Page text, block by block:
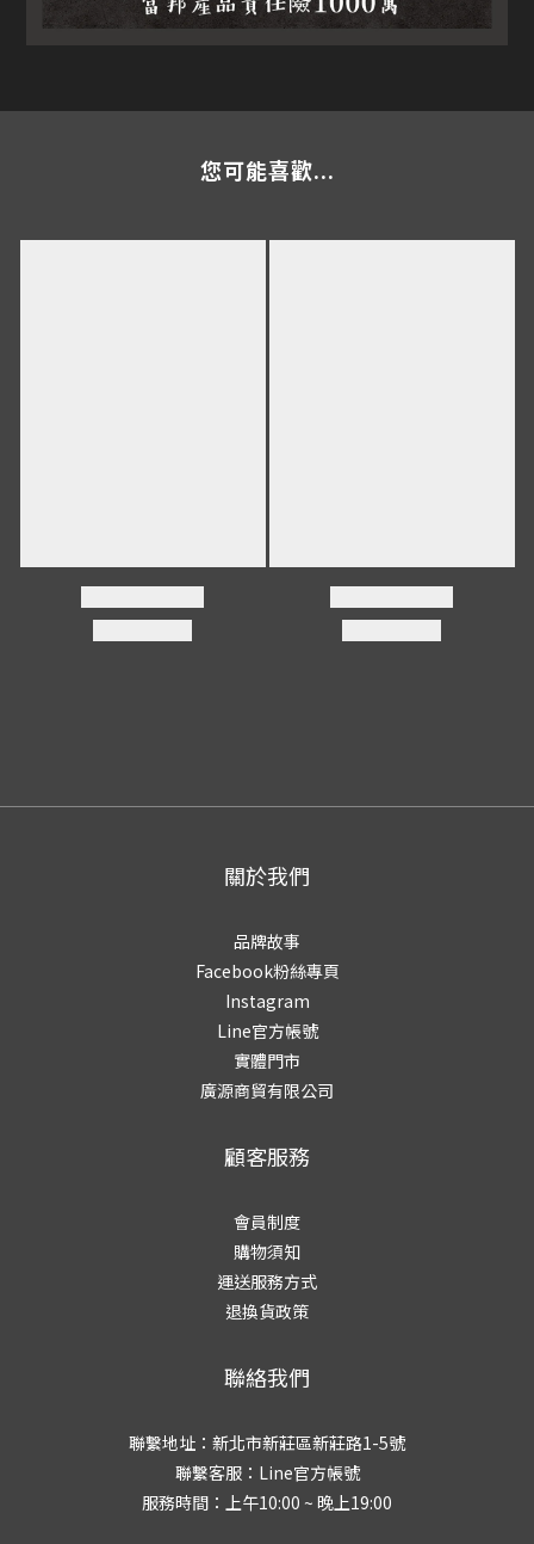
您可能喜歡...
關於我們
品牌故事
Facebook粉絲專頁
Instagram
Line官方帳號
實體門市
廣源商貿有限公司
顧客服務
會員制度
購物須知
運送服務方式
退換貨政策
聯絡我們
聯繫地址：新北市新莊區新莊路1-5號
聯繫客服： Line官方帳號
服務時間：上午10:00 ~ 晚上19:00